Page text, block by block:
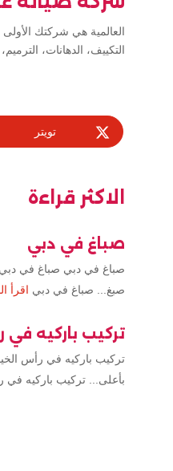
العالمية هي شركتك
التكييف، الدهانات،
تويتر
الاكثر قراءة
صباغ في دبي
صباغ في دبي صباغ في دبي
صبغ... صباغ في دبي اقرأ
تركيب باركيه
تركيب باركيه في رأس
بأعلى... تركيب باركيه في